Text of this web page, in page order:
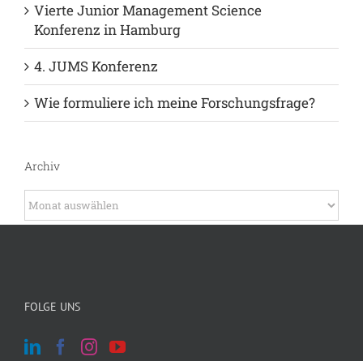
Vierte Junior Management Science
Konferenz in Hamburg
4. JUMS Konferenz
Wie formuliere ich meine Forschungsfrage?
Archiv
Archiv
FOLGE UNS